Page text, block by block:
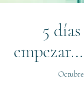
5
Octubre